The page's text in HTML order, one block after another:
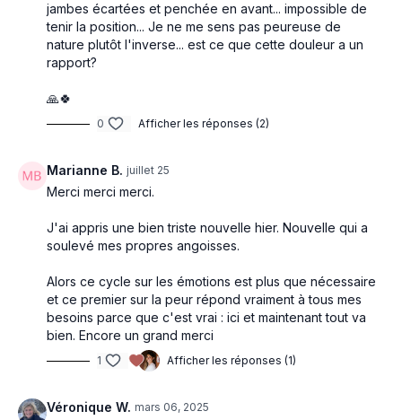
jambes écartées et penchée en avant... impossible de
tenir la position... Je ne me sens pas peureuse de
nature plutôt l'inverse... est ce que cette douleur a un
rapport?
🙏🍀
0 Afficher les réponses (2)
Marianne B. juillet 25
Merci merci merci.
J'ai appris une bien triste nouvelle hier. Nouvelle qui a
soulevé mes propres angoisses.
Alors ce cycle sur les émotions est plus que nécessaire
et ce premier sur la peur répond vraiment à tous mes
besoins parce que c'est vrai : ici et maintenant tout va
bien. Encore un grand merci
1 Afficher les réponses (1)
Véronique W. mars 06, 2025